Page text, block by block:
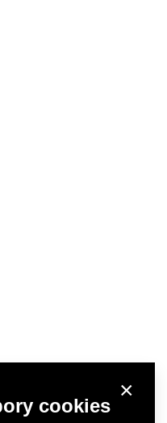
×
cookies